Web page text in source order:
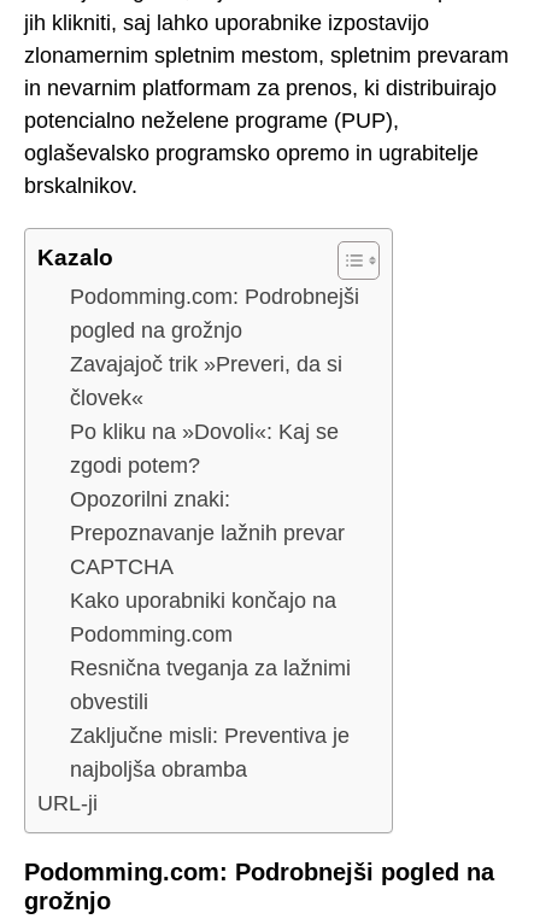
jih klikniti, saj lahko uporabnike izpostavijo
zlonamernim spletnim mestom, spletnim prevaram
in nevarnim platformam za prenos, ki distribuirajo
potencialno neželene programe (PUP),
oglaševalsko programsko opremo in ugrabitelje
brskalnikov.
Kazalo
Podomming.com: Podrobnejši
pogled na grožnjo
Zavajajoč trik »Preveri, da si
človek«
Po kliku na »Dovoli«: Kaj se
zgodi potem?
Opozorilni znaki:
Prepoznavanje lažnih prevar
CAPTCHA
Kako uporabniki končajo na
Podomming.com
Resnična tveganja za lažnimi
obvestili
Zaključne misli: Preventiva je
najboljša obramba
URL-ji
Podomming.com: Podrobnejši pogled na
grožnjo